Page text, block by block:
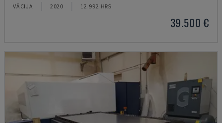
VĀCIJA 2020 12.992 HRS
39.500 €